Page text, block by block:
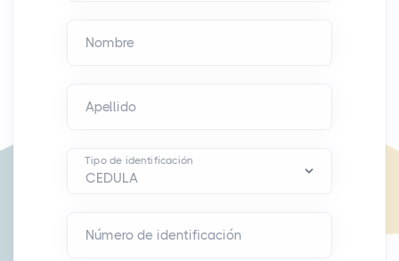
Nombre
Apellido
Tipo de identificación
Número de identificación